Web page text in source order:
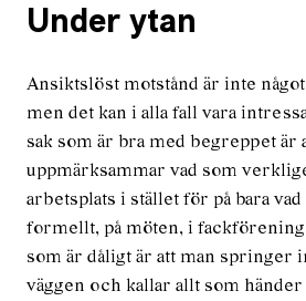
Under ytan
Ansiktslöst motstånd är inte
men det kan i alla fall vara
sak som är bra med begreppet är
uppmärksammar vad som
arbetsplats i stället för på bara
formellt, på möten, i
som är dåligt är att man springer
väggen och kallar allt som